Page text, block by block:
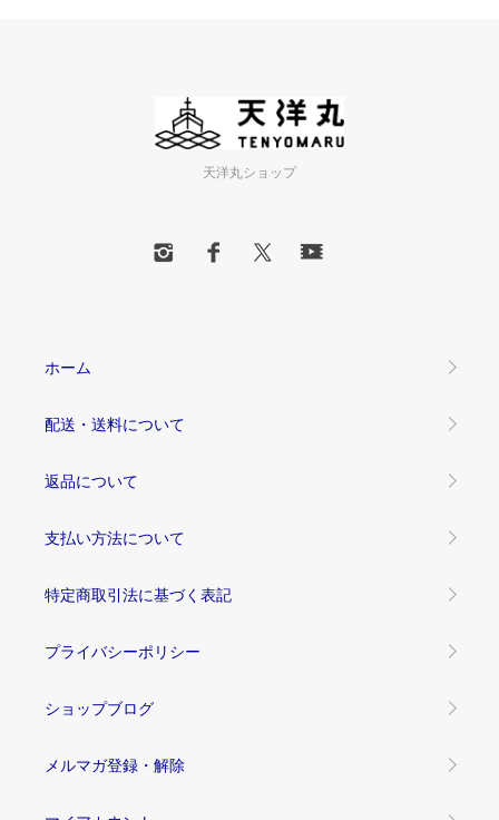
天洋丸ショップ
ホーム
配送・送料について
返品について
支払い方法について
特定商取引法に基づく表記
プライバシーポリシー
ショップブログ
メルマガ登録・解除